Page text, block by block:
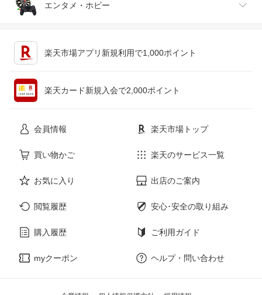
ジュエリー・アクセサリー
パソコン・周辺機器
車・バイク
インテリア・寝具・収納
エンタメ・ホビー
本・雑誌・コミック
楽天市場アプリ新規利用で1,000ポイント
楽天カード新規入会で2,000ポイント
会員情報 楽天市場トップ
買い物かご 楽天のサービス一覧
お気に入り 出店のご案内
閲覧履歴 安心･安全の取り組み
購入履歴 ご利用ガイド
myクーポン ヘルプ・問い合わせ